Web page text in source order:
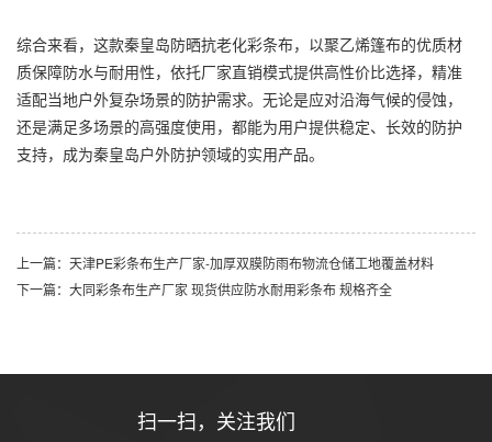
综合来看，这款秦皇岛防晒抗老化彩条布，以聚乙烯篷布的优质材
质保障防水与耐用性，依托厂家直销模式提供高性价比选择，精准
适配当地户外复杂场景的防护需求。无论是应对沿海气候的侵蚀，
还是满足多场景的高强度使用，都能为用户提供稳定、长效的防护
支持，成为秦皇岛户外防护领域的实用产品。
上一篇：天津PE彩条布生产厂家-加厚双膜防雨布物流仓储工地覆盖材料
下一篇：大同彩条布生产厂家 现货供应防水耐用彩条布 规格齐全
扫一扫，关注我们